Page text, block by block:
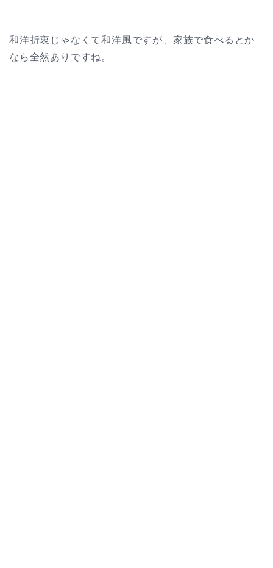
和洋折衷じゃなくて和洋風ですが、家族で食べるとか
なら全然ありですね。